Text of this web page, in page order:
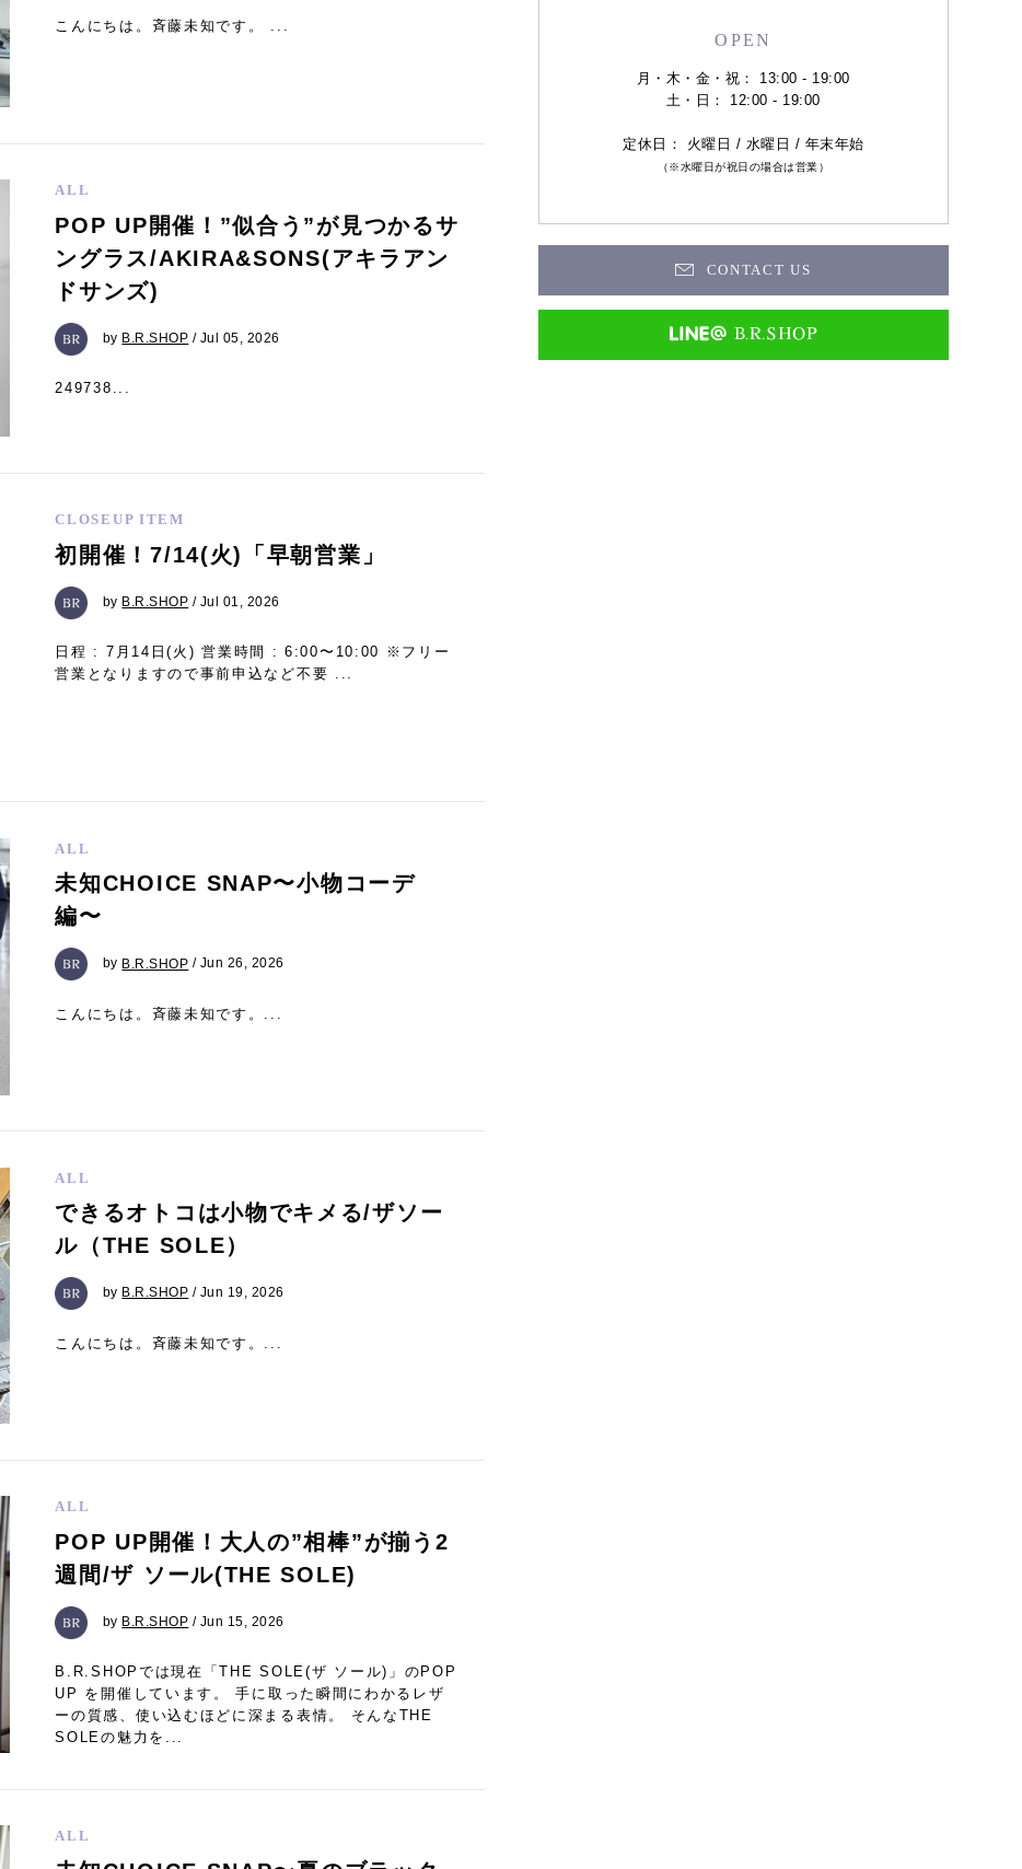
こんにちは。斉藤未知です。 ...
ALL
POP UP開催！”似合う”が見つかるサ
ングラス/AKIRA&SONS(アキラアン
ドサンズ)
by B.R.SHOP / Jul 05, 2026
249738...
CLOSEUP ITEM
初開催！7/14(火)「早朝営業」
by B.R.SHOP / Jul 01, 2026
日程 : 7月14日(火) 営業時間 : 6:00〜10:00 ※フリー
営業となりますので事前申込など不要 ...
ALL
未知CHOICE SNAP〜小物コーデ
編〜
by B.R.SHOP / Jun 26, 2026
こんにちは。斉藤未知です。...
ALL
できるオトコは小物でキメる/ザソー
ル（THE SOLE）
by B.R.SHOP / Jun 19, 2026
こんにちは。斉藤未知です。...
ALL
POP UP開催！大人の”相棒”が揃う2
週間/ザ ソール(THE SOLE)
by B.R.SHOP / Jun 15, 2026
B.R.SHOPでは現在「THE SOLE(ザ ソール)」のPOP
UP を開催しています。 手に取った瞬間にわかるレザ
ーの質感、使い込むほどに深まる表情。 そんなTHE
SOLEの魅力を...
ALL
OPEN
月・木・金・祝： 13:00 - 19:00
土・日： 12:00 - 19:00
定休日： 火曜日 / 水曜日 / 年末年始
（※水曜日が祝日の場合は営業）
CONTACT US